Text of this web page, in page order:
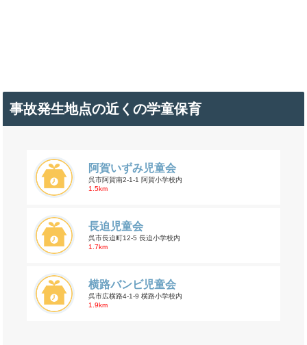
事故発生地点の近くの学童保育
阿賀いずみ児童会
呉市阿賀南2-1-1 阿賀小学校内
1.5km
長迫児童会
呉市長迫町12-5 長迫小学校内
1.7km
横路バンビ児童会
呉市広横路4-1-9 横路小学校内
1.9km